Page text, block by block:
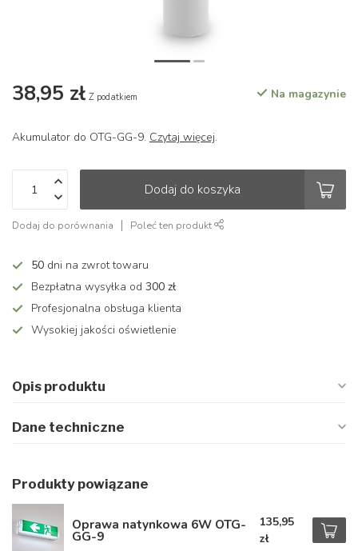
38,95 zł Z podatkiem Na magazynie
Akumulator do OTG-GG-9. Czytaj więcej.
Dodaj do koszyka
Dodaj do porównania Poleć ten produkt
50 dni na zwrot towaru
Bezpłatna wysyłka od 300 zł
Profesjonalna obsługa klienta
Wysokiej jakości oświetlenie
Opis produktu
Dane techniczne
Produkty powiązane
Oprawa natynkowa 6W OTG-
GG-9
135,95
zł